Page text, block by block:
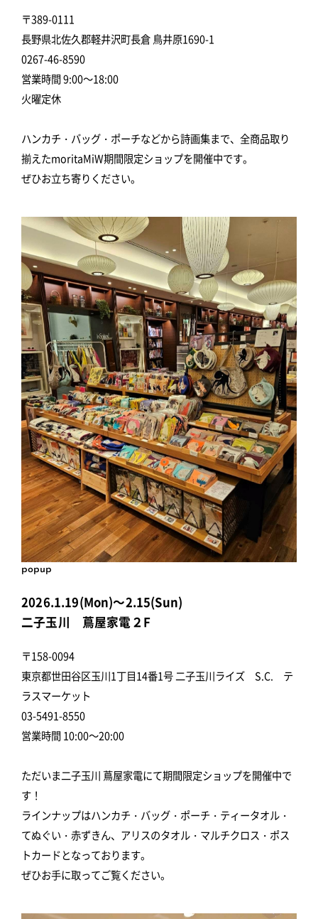
〒389-0111
長野県北佐久郡軽井沢町長倉 鳥井原1690-1
0267-46-8590
営業時間 9:00～18:00
火曜定休
ハンカチ・バッグ・ポーチなどから詩画集まで、全商品取り
揃えたmoritaMiW期間限定ショップを開催中です。
ぜひお立ち寄りください。
popup
2026.1.19(Mon)～2.15(Sun)
二子玉川 蔦屋家電２F
〒158-0094
東京都世田谷区玉川1丁目14番1号 二子玉川ライズ S.C. テ
ラスマーケット
03-5491-8550
営業時間 10:00～20:00
ただいま二子玉川 蔦屋家電にて期間限定ショップを開催中で
す！
ラインナップはハンカチ・バッグ・ポーチ・ティータオル・
てぬぐい・赤ずきん、アリスのタオル・マルチクロス・ポス
トカードとなっております。
ぜひお手に取ってご覧ください。